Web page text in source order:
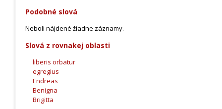
Podobné slová
Neboli nájdené žiadne záznamy.
Slová z rovnakej oblasti
liberis orbatur
egregius
Endreas
Benigna
Brigitta